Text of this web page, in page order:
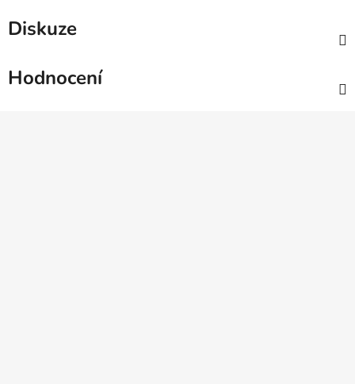
Diskuze
Hodnocení